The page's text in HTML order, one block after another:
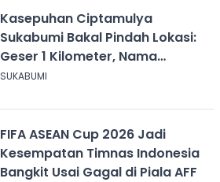
Kasepuhan Ciptamulya
Sukabumi Bakal Pindah Lokasi:
Geser 1 Kilometer, Nama
Kampung Diganti
SUKABUMI
FIFA ASEAN Cup 2026 Jadi
Kesempatan Timnas Indonesia
Bangkit Usai Gagal di Piala AFF